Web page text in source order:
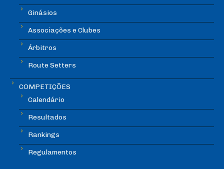
Ginásios
Associações e Clubes
Árbitros
Route Setters
COMPETIÇÕES
Calendário
Resultados
Rankings
Regulamentos